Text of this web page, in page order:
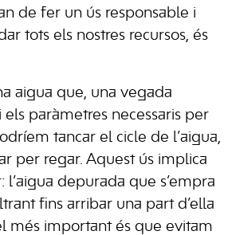
de fer un ús responsable i
tots els nostres recursos, és
aigua que, una vegada
paràmetres necessaris per
tancar el cicle de l’aigua,
per regar. Aquest ús implica
l’aigua depurada que s’empra
fins arribar una part d’ella
més important és que evitam